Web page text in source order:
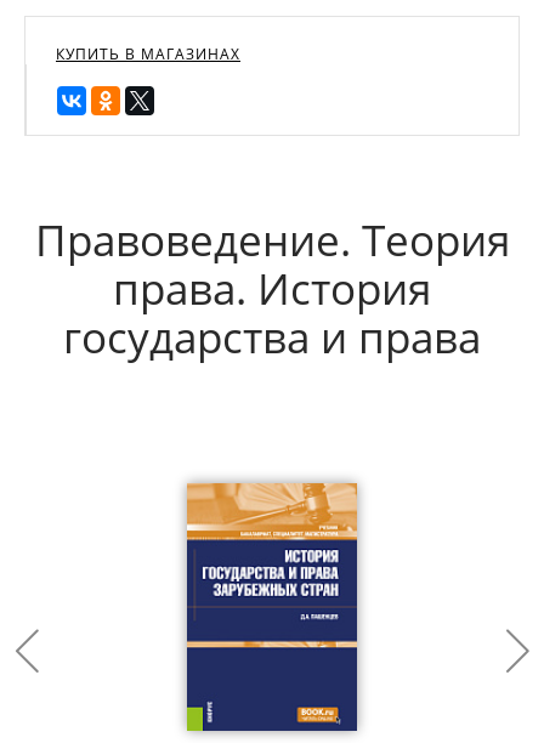
КУПИТЬ В МАГАЗИНАХ
Правоведение. Теория
права. История
государства и права